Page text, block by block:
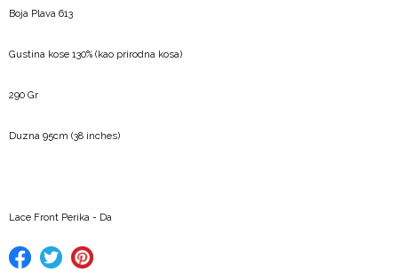
Boja Plava 613
Gustina kose 130% (kao prirodna kosa)
290 Gr
Duzna 95cm (38 inches)
Lace Front Perika - Da